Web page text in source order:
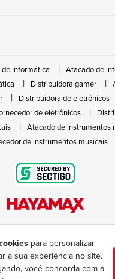
informática
Atacado de
Distribuidora gamer
Distribuidora de eletrônicos
de eletrônicos
Atacado de instrumentos
de instrumentos musicais
(43) 3377-6600
hayamax@hayamax.com.br
à sexta das 8:00 às 18:00
para personalizar
a sua experiência no site.
você concorda com a